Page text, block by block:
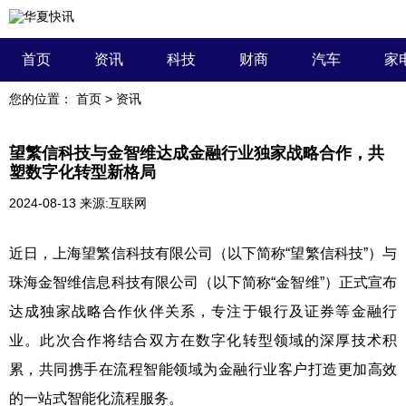
首页 资讯 科技 财商 汽车 家
您的位置： 首页 > 资讯
望繁信科技与金智维达成金融行业独家战略合作，共
塑数字化转型新格局
2024-08-13 来源:互联网
近日，上海望繁信科技有限公司（以下简称“望繁信科技”）与
珠海金智维信息科技有限公司（以下简称“金智维”）正式宣布
达成独家战略合作伙伴关系，专注于银行及证券等金融行
业。此次合作将结合双方在数字化转型领域的深厚技术积
累，共同携手在流程智能领域为金融行业客户打造更加高效
的一站式智能化流程服务。